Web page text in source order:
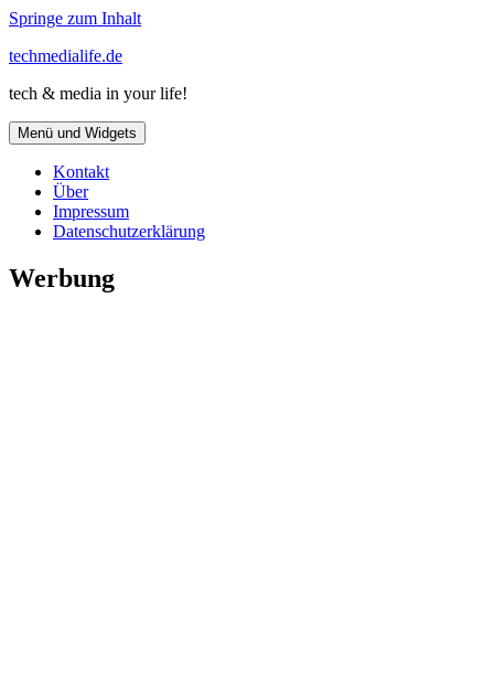
Springe zum Inhalt
techmedialife.de
tech & media in your life!
Menü und Widgets
Kontakt
Über
Impressum
Datenschutzerklärung
Werbung